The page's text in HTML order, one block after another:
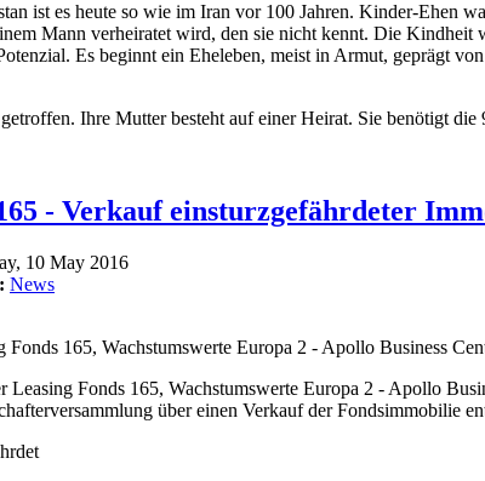
ist es heute so wie im Iran vor 100 Jahren. Kinder-Ehen
Mann verheiratet wird, den sie nicht kennt. Die
Es beginnt ein Eheleben, meist in Armut, geprägt
Ihre Mutter besteht auf einer Heirat. Sie benötigt
- Verkauf einsturzgefährdeter
10 May 2016
News
Fonds 165, Wachstumswerte Europa 2 - Apollo Business
Leasing Fonds 165, Wachstumswerte Europa 2 - Apollo
über einen Verkauf der Fondsimmobilie